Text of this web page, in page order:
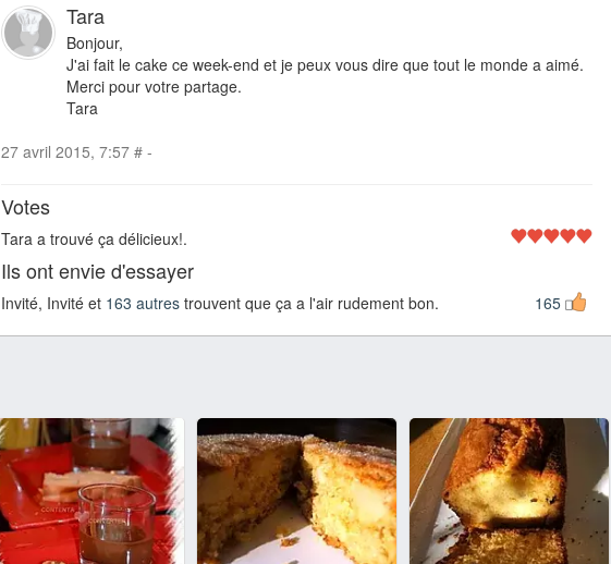
Tara
Bonjour,
J'ai fait le cake ce week-end et je peux vous dire que tout le monde a aimé.
Merci pour votre partage.
Tara
27 avril 2015, 7:57 # -
Votes
Tara a trouvé ça délicieux!.
Ils ont envie d'essayer
165
Invité, Invité et 163 autres trouvent que ça a l'air rudement bon.